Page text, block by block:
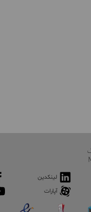
لینکدین
آپارات